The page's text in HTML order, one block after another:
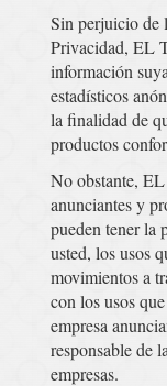
Sin perjuicio de
Privacidad, EL
información
estadísticos
la finalidad de
productos
No obstante,
anunciantes y
pueden tener la
usted, los usos
movimientos a
con los usos
empresa
responsable de
empresas.